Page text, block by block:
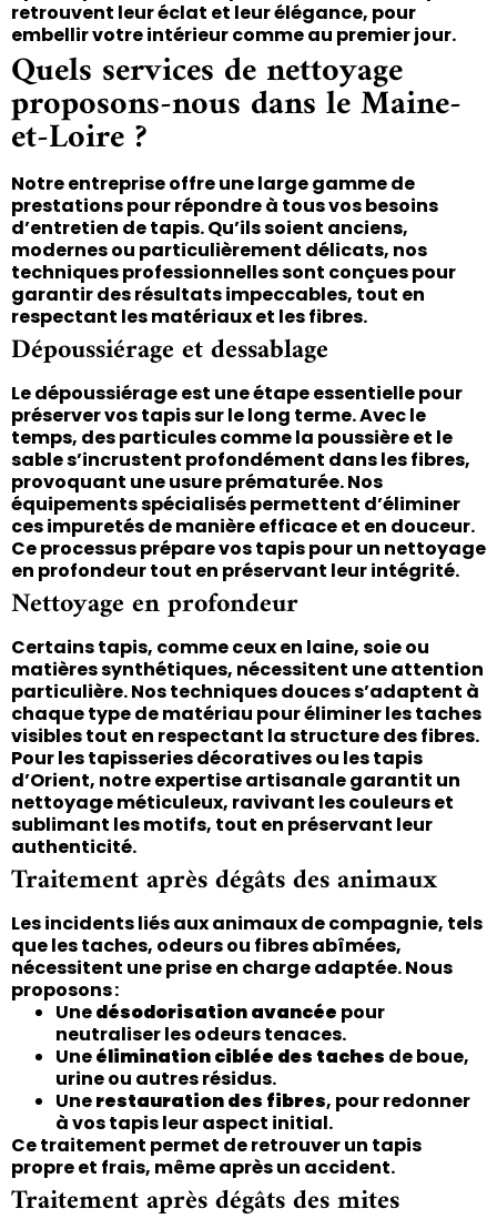
retrouvent leur éclat et leur élégance, pour
embellir votre intérieur comme au premier jour.
Quels services de nettoyage
proposons-nous dans le Maine-
et-Loire ?
Notre entreprise offre une large gamme de
prestations pour répondre à tous vos besoins
d’entretien de tapis. Qu’ils soient anciens,
modernes ou particulièrement délicats, nos
techniques professionnelles sont conçues pour
garantir des résultats impeccables, tout en
respectant les matériaux et les fibres.
Dépoussiérage et dessablage
Le dépoussiérage est une étape essentielle pour
préserver vos tapis sur le long terme. Avec le
temps, des particules comme la poussière et le
sable s’incrustent profondément dans les fibres,
provoquant une usure prématurée. Nos
équipements spécialisés permettent d’éliminer
ces impuretés de manière efficace et en douceur.
Ce processus prépare vos tapis pour un nettoyage
en profondeur tout en préservant leur intégrité.
Nettoyage en profondeur
Certains tapis, comme ceux en laine, soie ou
matières synthétiques, nécessitent une attention
particulière. Nos techniques douces s’adaptent à
chaque type de matériau pour éliminer les taches
visibles tout en respectant la structure des fibres.
Pour les tapisseries décoratives ou les tapis
d’Orient, notre expertise artisanale garantit un
nettoyage méticuleux, ravivant les couleurs et
sublimant les motifs, tout en préservant leur
authenticité.
Traitement après dégâts des animaux
Les incidents liés aux animaux de compagnie, tels
que les taches, odeurs ou fibres abîmées,
nécessitent une prise en charge adaptée. Nous
proposons :
Unedésodorisation avancée pour
neutraliser les odeurs tenaces.
Uneélimination ciblée des taches de boue,
urine ou autres résidus.
Unerestauration des fibres, pour redonner
à vos tapis leur aspect initial.
Ce traitement permet de retrouver un tapis
propre et frais, même après un accident.
Traitement après dégâts des mites